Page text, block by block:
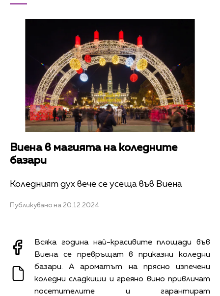
Виена в магията на коледните
базари
Коледният дух вече се усеща във Виена
Публикувано на 20.12.2024
Всяка година най-красивите площади във
Виена се превръщат в приказни коледни
базари. А ароматът на прясно изпечени
коледни сладкиши и греяно вино привличат
посетителите и гарантират